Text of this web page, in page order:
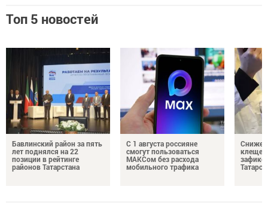
Топ 5 новостей
Бавлинский район за пять
лет поднялся на 22
позиции в рейтинге
районов Татарстана
С 1 августа россияне
смогут пользоваться
МАКСом без расхода
мобильного трафика
клещей